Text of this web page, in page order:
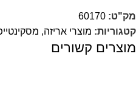
מק"ט: 60170
קטגוריות: מוצרי אריזה,
מוצרים קשורים